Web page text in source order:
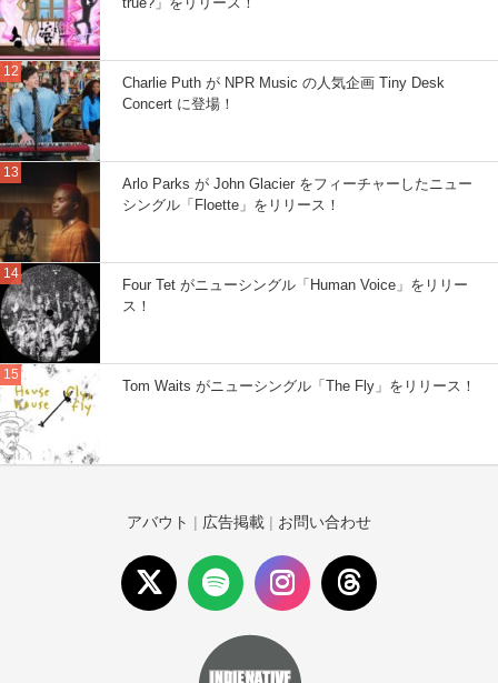
Charlie Puth が NPR Music の人気企画 Tiny Desk
Concert に登場！
Arlo Parks が John Glacier をフィーチャーしたニュー
シングル「Floette」をリリース！
Four Tet がニューシングル「Human Voice」をリリー
ス！
Tom Waits がニューシングル「The Fly」をリリース！
アバウト | 広告掲載 | お問い合わせ